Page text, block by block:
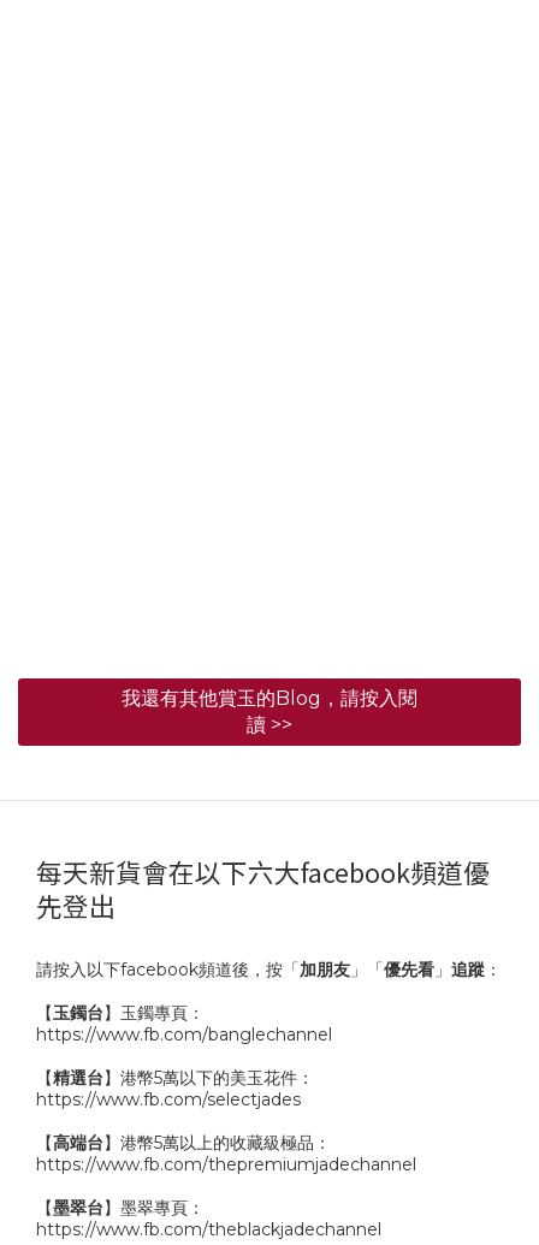
我還有其他賞玉的Blog，請按入閱
讀 >>
每天新貨會在以下六大facebook頻道優
先登出
請按入以下facebook頻道後，按「加朋友 」「優先看 」 追蹤 ：
【玉鐲台】玉鐲專頁：
https://www.fb.com/banglechannel
【精選台】港幣5萬以下的美玉花件：
https://www.fb.com/selectjades
【高端台】港幣5萬以上的收藏級極品：
https://www.fb.com/thepremiumjadechannel
【墨翠台】墨翠專頁：
https://www.fb.com/theblackjadechannel